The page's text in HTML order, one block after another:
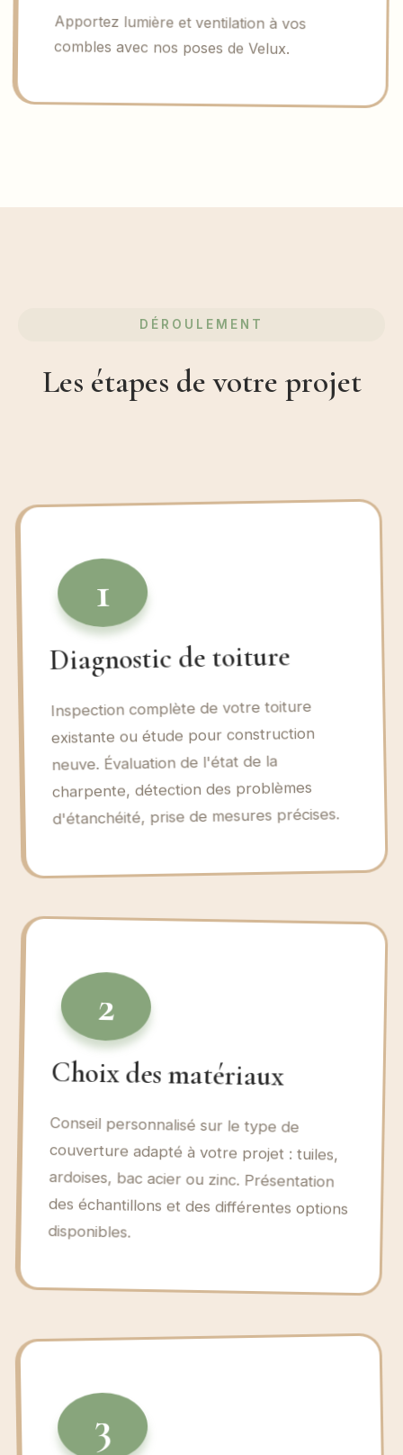
Apportez lumière et ventilation à vos
combles avec nos poses de Velux.
DÉROULEMENT
Les étapes de votre projet
1
Diagnostic de toiture
Inspection complète de votre toiture
existante ou étude pour construction
neuve. Évaluation de l'état de la
charpente, détection des problèmes
d'étanchéité, prise de mesures précises.
2
Choix des matériaux
Conseil personnalisé sur le type de
couverture adapté à votre projet : tuiles,
ardoises, bac acier ou zinc. Présentation
des échantillons et des différentes options
disponibles.
3